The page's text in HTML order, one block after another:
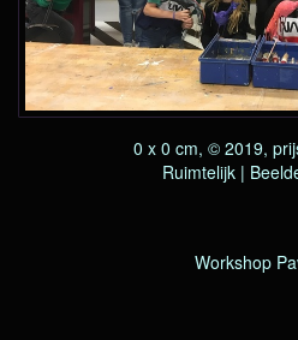
0 x 0 cm, © 2019,
Ruimtelijk |
Workshop